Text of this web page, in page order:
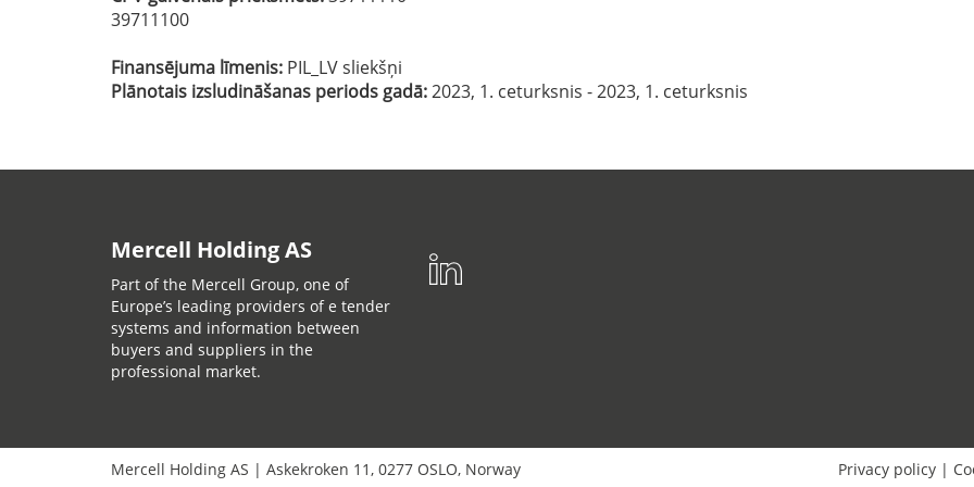
39711100
Finansējuma līmenis: PIL_LV sliekšņi
Plānotais izsludināšanas periods gadā:2023, 1. ceturksnis - 2023, 1. ceturksnis
Mercell Holding AS
Part of the Mercell Group, one of
Europe’s leading providers of e tender
systems and information between
buyers and suppliers in the
professional market.
Mercell Holding AS | Askekroken 11, 0277 OSLO, Norway Privacy policy |